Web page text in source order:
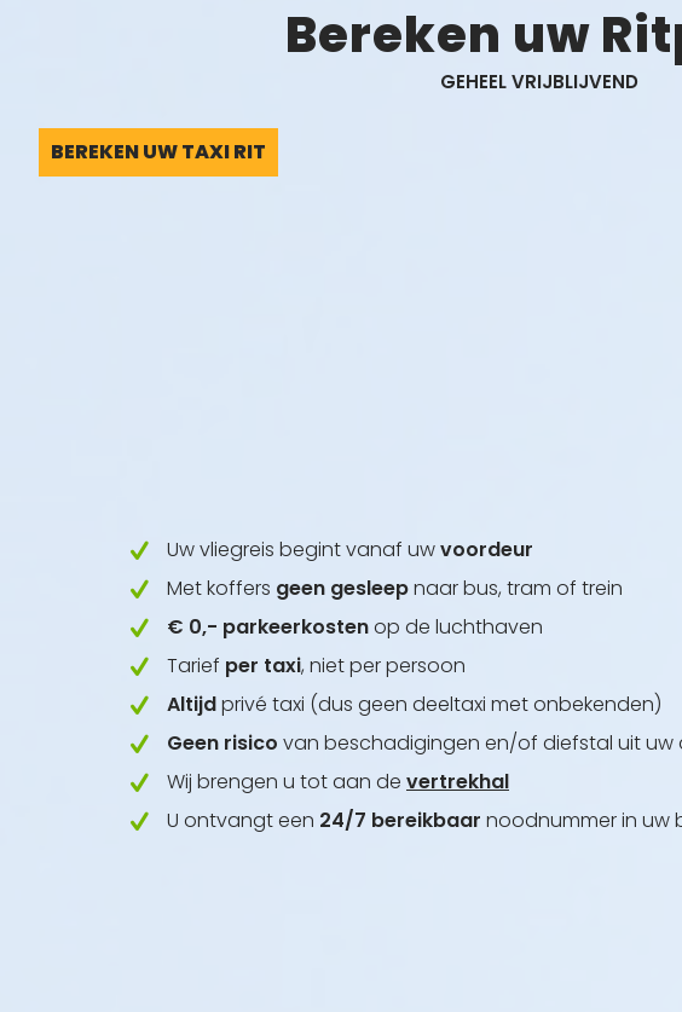
Bereken uw
GEHEEL VRIJBLIJVEND
BEREKEN UW TAXI RIT
Uw vliegreis begint vanaf uwvoordeur
Met koffers geen gesleepnaar bus, tram of trein
€ 0,- parkeerkostenop de luchthaven
Tarief per taxi, niet per persoon
Altijdprivé taxi (dus geen deeltaxi met onbekenden)
Geen risico van beschadigingen en/of diefstal uit uw
Wij brengen u tot aan de vertrekhal
U ontvangt een 24/7 bereikbaar noodnummer in uw